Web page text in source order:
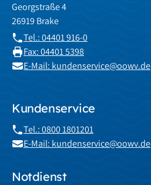
Georgstraße 4
26919 Brake
Tel.: 04401 916-0
Fax: 04401 5398
E-Mail: kundenservice@oowv.de
Kundenservice
Tel.: 0800 1801201
E-Mail: kundenservice@oowv.de
Notdienst